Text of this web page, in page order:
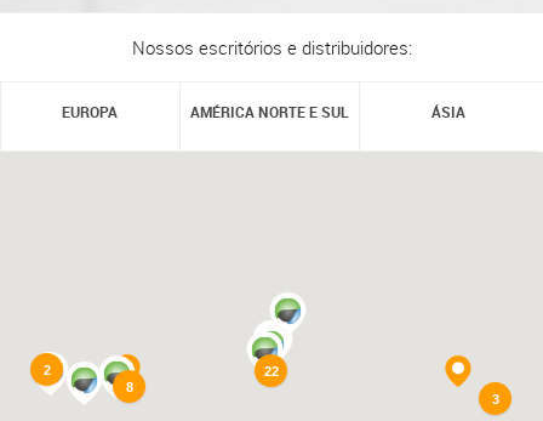
Nossos escritórios e distribuidores:
EUROPA AMÉRICA NORTE E SUL ÁSIA
8
22
2
3